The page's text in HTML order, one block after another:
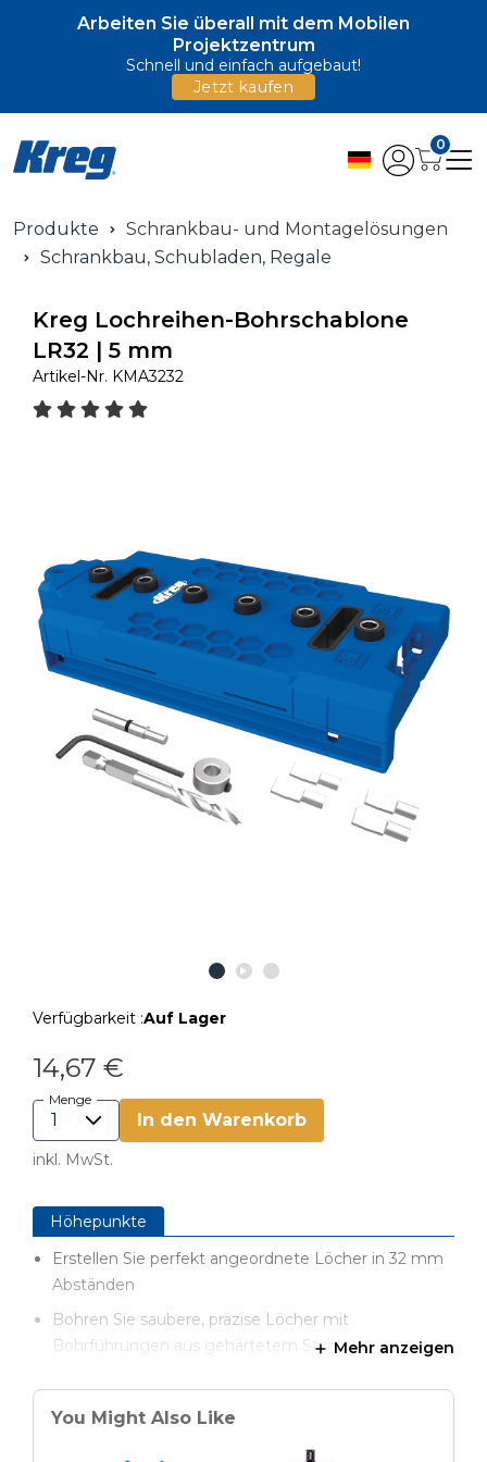
Arbeiten Sie überall mit dem Mobilen
Projektzentrum
Schnell und einfach aufgebaut!
Jetzt kaufen
0
Produkte
Schrankbau- und Montagelösungen
Schrankbau, Schubladen, Regale
Kreg Lochreihen-Bohrschablone
LR32 | 5 mm
Artikel-Nr. KMA3232
Verfügbarkeit :Auf Lager
14,67 €
Menge
In den Warenkorb
inkl. MwSt.
Höhepunkte
Erstellen Sie perfekt angeordnete Löcher in 32 mm
Abständen
Bohren Sie saubere, präzise Löcher mit
Bohrführungen aus gehärtetem Stahl
Scharnieren und Schubladenführungen
Mehr anzeigen
You Might Also Like